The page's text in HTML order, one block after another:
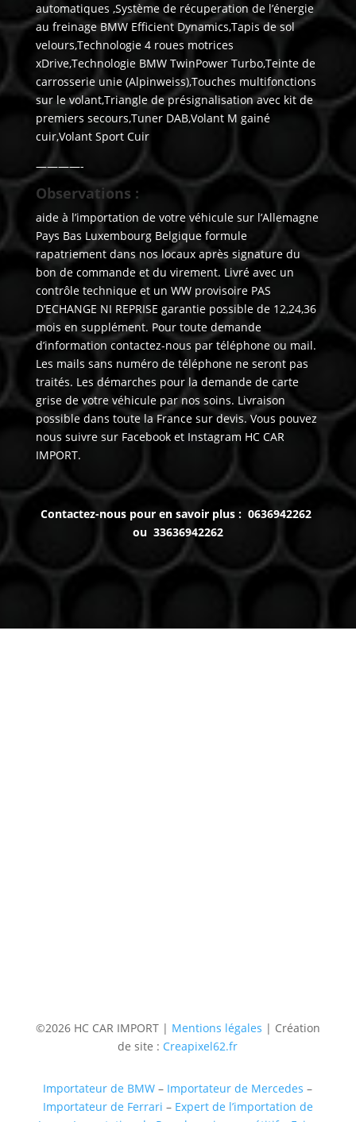
automatiques ,Système de récuperation de l’énergie
au freinage BMW Efficient Dynamics,Tapis de sol
velours,Technologie 4 roues motrices
xDrive,Technologie BMW TwinPower Turbo,Teinte de
carrosserie unie (Alpinweiss),Touches multifonctions
sur le volant,Triangle de présignalisation avec kit de
premiers secours,Tuner DAB,Volant M gainé
cuir,Volant Sport Cuir
————-
Observations :
aide à l’importation de votre véhicule sur l’Allemagne
Pays Bas Luxembourg Belgique formule
rapatriement dans nos locaux après signature du
bon de commande et du virement. Livré avec un
contrôle technique et un WW provisoire PAS
D’ECHANGE NI REPRISE garantie possible de 12,24,36
mois en supplément. Pour toute demande
d’information contactez-nous par téléphone ou mail.
Les mails sans numéro de téléphone ne seront pas
traités. Les démarches pour la demande de carte
grise de votre véhicule par nos soins. Livraison
possible dans toute la France sur devis. Vous pouvez
nous suivre sur Facebook et Instagram HC CAR
IMPORT.
Contactez-nous pour en savoir plus : 0636942262
ou 33636942262
©2026 HC CAR IMPORT | Mentions légales | Création
de site : Creapixel62.fr
Importateur de BMW – Importateur de Mercedes –
Importateur de Ferrari – Expert de l’importation de